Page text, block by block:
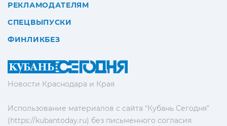
Новости Краснодара и Края
Использование материалов с сайта "Кубань Сегодня"
(https://kubantoday.ru) без письменного согласия
РЕКЛАМОДАТЕЛЯМ
СПЕЦВЫПУСКИ
ФИНЛИКБЕЗ